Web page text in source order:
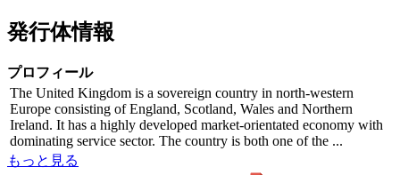
発行体情報
プロフィール
The United Kingdom is a sovereign country in north-western
Europe consisting of England, Scotland, Wales and Northern
Ireland. It has a highly developed market-orientated economy with
dominating service sector. The country is both one of the ...
もっと見る